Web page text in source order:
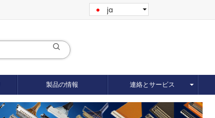
ja
製品の情報 連絡とサービス